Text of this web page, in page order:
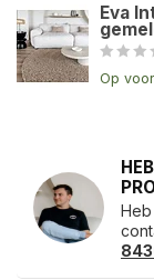
Eva
Op